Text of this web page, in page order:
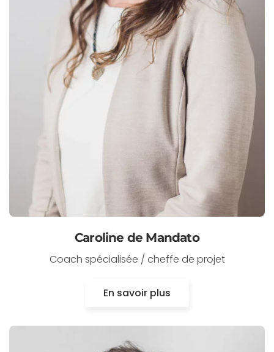
Caroline de Mandato
Coach spécialisée / cheffe de projet
En savoir plus